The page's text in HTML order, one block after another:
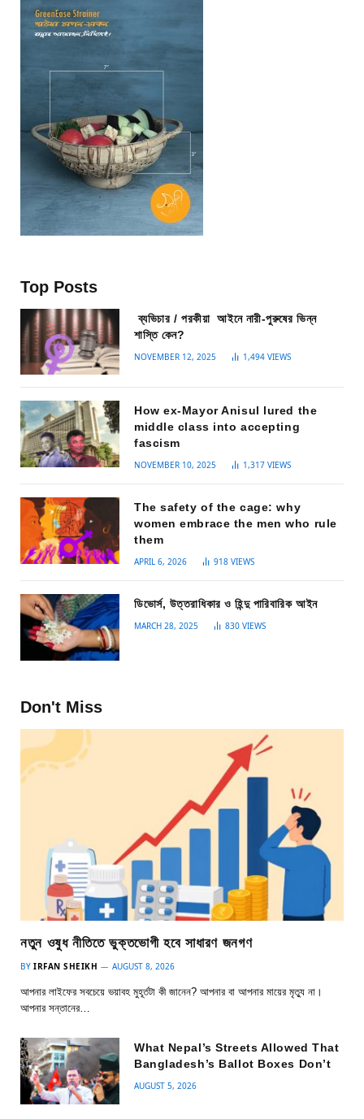
Top Posts
ব্যভিচার / পরকীয়া আইনে নারী-পুরুষের ভিন্ন
শাস্তি কেন?
NOVEMBER 12, 2025 1,494 VIEWS
How ex-Mayor Anisul lured the
middle class into accepting
fascism
NOVEMBER 10, 2025 1,317 VIEWS
The safety of the cage: why
women embrace the men who rule
them
APRIL 6, 2026 918 VIEWS
ডিভোর্স, উত্তরাধিকার ও হিন্দু পারিবারিক আইন
MARCH 28, 2025 830 VIEWS
Don't Miss
নতুন ওষুধ নীতিতে ভুক্তভোগী হবে সাধারণ জনগণ
BY IRFAN SHEIKH AUGUST 8, 2026
আপনার লাইফের সবচেয়ে ভয়াবহ মুহূর্তটা কী জানেন? আপনার বা আপনার মায়ের মৃত্যু না।
আপনার সন্তানের…
What Nepal’s Streets Allowed That
Bangladesh’s Ballot Boxes Don’t
AUGUST 5, 2026